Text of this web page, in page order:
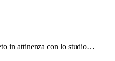
in attinenza con lo studio…